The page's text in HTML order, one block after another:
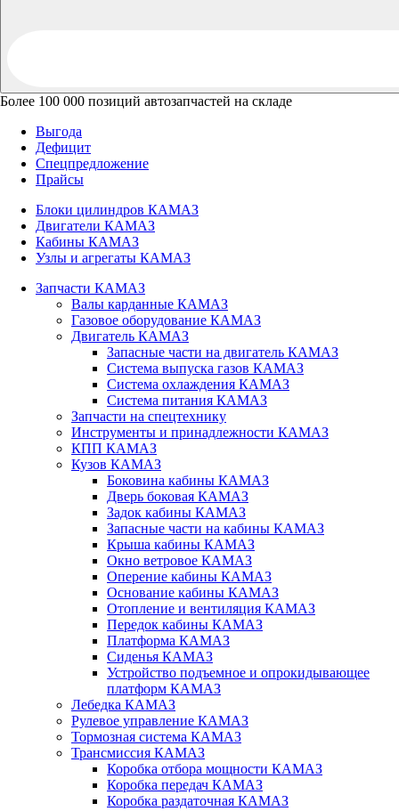
Более 100 000 позиций автозапчастей на складе
Выгода
Дефицит
Спецпредложение
Прайсы
Блоки цилиндров КАМАЗ
Двигатели КАМАЗ
Кабины КАМАЗ
Узлы и агрегаты КАМАЗ
Запчасти КАМАЗ
Валы карданные КАМАЗ
Газовое оборудование КАМАЗ
Двигатель КАМАЗ
Запасные части на двигатель КАМАЗ
Система выпуска газов КАМАЗ
Система охлаждения КАМАЗ
Система питания КАМАЗ
Запчасти на спецтехнику
Инструменты и принадлежности КАМАЗ
КПП КАМАЗ
Кузов КАМАЗ
Боковина кабины КАМАЗ
Дверь боковая КАМАЗ
Задок кабины КАМАЗ
Запасные части на кабины КАМАЗ
Крыша кабины КАМАЗ
Окно ветровое КАМАЗ
Оперение кабины КАМАЗ
Основание кабины КАМАЗ
Отопление и вентиляция КАМАЗ
Передок кабины КАМАЗ
Платформа КАМАЗ
Сиденья КАМАЗ
Устройство подъемное и опрокидывающее
платформ КАМАЗ
Лебедка КАМАЗ
Рулевое управление КАМАЗ
Тормозная система КАМАЗ
Трансмиссия КАМАЗ
Коробка отбора мощности КАМАЗ
Коробка передач КАМАЗ
Коробка раздаточная КАМАЗ